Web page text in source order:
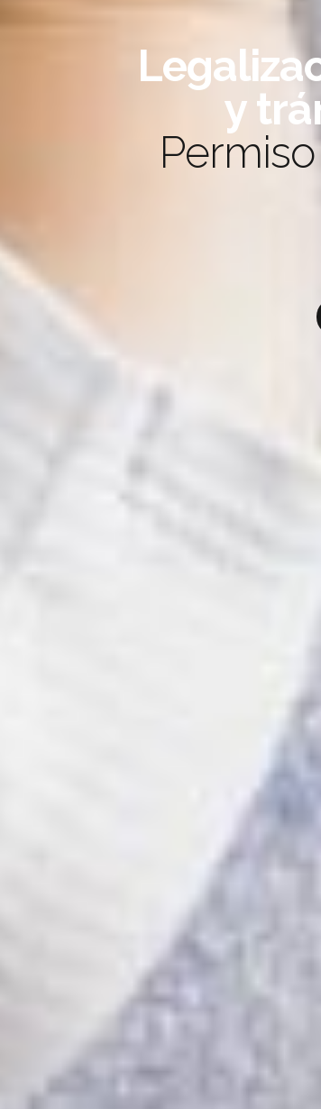
y
¡Tu documento con
tienen
100
CONOCER MÁS